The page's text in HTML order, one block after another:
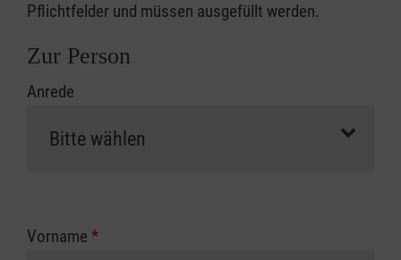
Pflichtfelder und müssen ausgefüllt werden.
Zur Person
Anrede
Vorname *